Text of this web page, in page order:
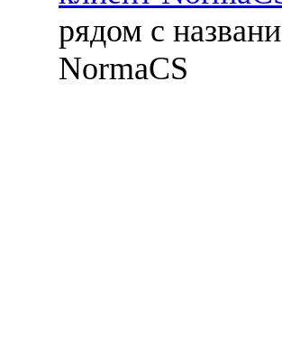
рядом с
NormaCS